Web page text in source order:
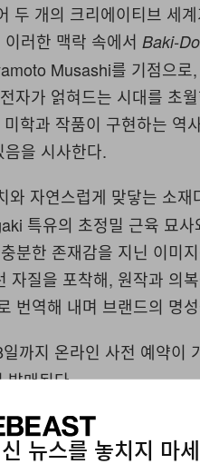
두 개의 크리에이티브 세
러한 맥락 속에서 Baki-
Musashi를 기점으
자가 얽혀드는 시대를 초
학과 작품이 구현하는 역
을 시사한다.
자연스럽게 맞닿는 소재
특유의 초정밀 근육 묘사
분한 존재감을 지닌 이미
질을 포착해, 원작과 의
번역해 내며 브랜드의 명
까지 온라인 사전 예약이
발매된다.
뉴스를 놓치지 마